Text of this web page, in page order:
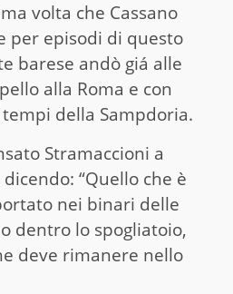
volta che Cassano
per episodi di questo
barese andò giá alle
alla Roma e con
della Sampdoria.
Stramaccioni a
“Quello che è
nei binari delle
dentro lo spogliatoio,
deve rimanere nello